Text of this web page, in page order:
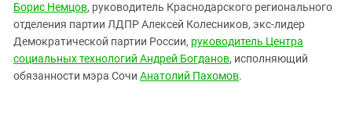
Борис Немцов, руководитель Краснодарского регионального
отделения партии ЛДПР Алексей Колесников, экс-лидер
Демократической партии России, руководитель Центра
социальных технологий Андрей Богданов, исполняющий
обязанности мэра Сочи Анатолий Пахомов.